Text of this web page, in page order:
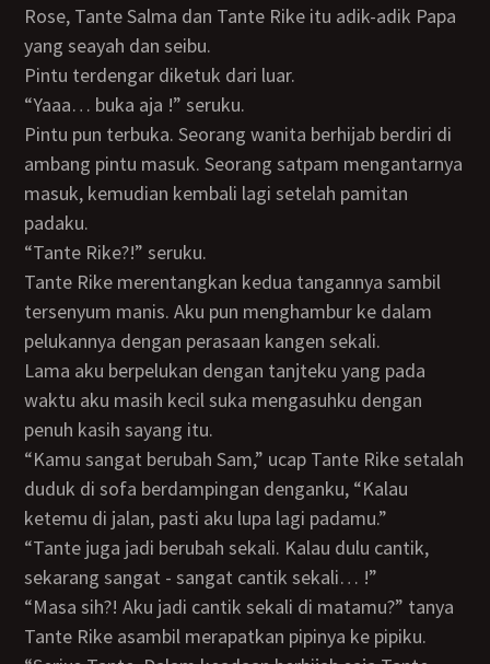
Rose, Tante Salma dan Tante Rike itu adik-adik Papa
yang seayah dan seibu.
Pintu terdengar diketuk dari luar.
“Yaaa… buka aja !” seruku.
Pintu pun terbuka. Seorang wanita berhijab berdiri di
ambang pintu masuk. Seorang satpam mengantarnya
masuk, kemudian kembali lagi setelah pamitan
padaku.
“Tante Rike?!” seruku.
Tante Rike merentangkan kedua tangannya sambil
tersenyum manis. Aku pun menghambur ke dalam
pelukannya dengan perasaan kangen sekali.
Lama aku berpelukan dengan tanjteku yang pada
waktu aku masih kecil suka mengasuhku dengan
penuh kasih sayang itu.
“Kamu sangat berubah Sam,” ucap Tante Rike setalah
duduk di sofa berdampingan denganku, “Kalau
ketemu di jalan, pasti aku lupa lagi padamu.”
“Tante juga jadi berubah sekali. Kalau dulu cantik,
sekarang sangat - sangat cantik sekali… !”
“Masa sih?! Aku jadi cantik sekali di matamu?” tanya
Tante Rike asambil merapatkan pipinya ke pipiku.